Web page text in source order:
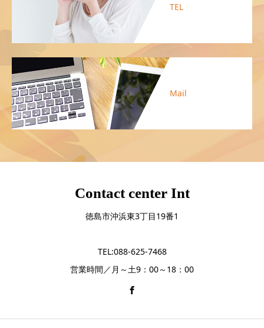
TEL
Mail
Contact center Int
徳島市沖浜東3丁目19番1
TEL:088-625-7468
営業時間／月～土9：00～18：00